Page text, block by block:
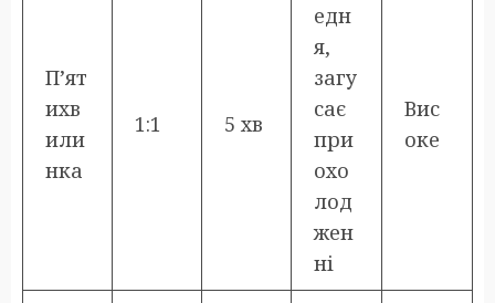
П’ят
ихв
или
нка
1:1 5 хв
едн
я,
загу
сає
при
охо
лод
жен
ні
Вис
оке